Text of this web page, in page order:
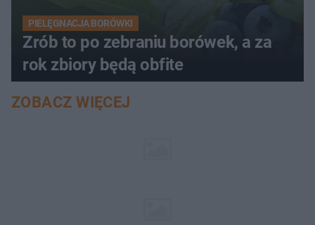
PIELĘGNACJA BORÓWKI
Zrób to po zebraniu borówek, a za
rok zbiory będą obfite
ZOBACZ WIĘCEJ